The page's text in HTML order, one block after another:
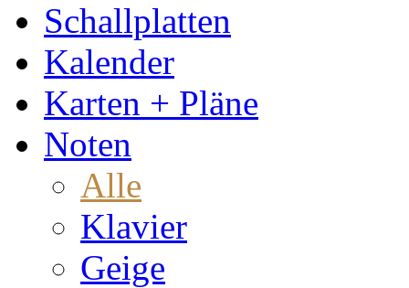
Schallplatten
Kalender
Karten + Pläne
Noten
Alle
Klavier
Geige